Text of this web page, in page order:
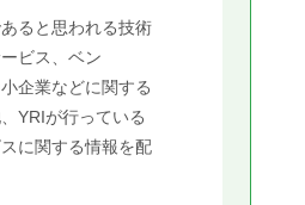
ると思われる技術
ビス、ベン
企業などに関する
YRIが行っている
に関する情報を配